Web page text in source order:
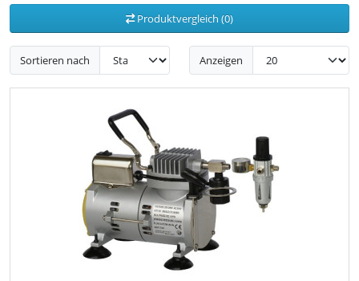
Produktvergleich (0)
Sortieren nach Anzeigen